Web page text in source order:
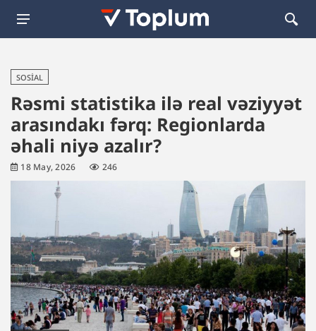
SOSIAL
Rəsmi statistika ilə real vəziyyət
arasındakı fərq: Regionlarda
əhali niyə azalır?
18 May, 2026 246